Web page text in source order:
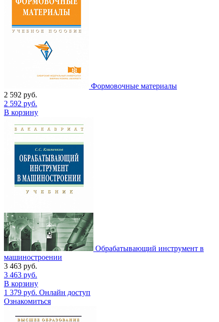
Формовочные материалы
2 592 руб.
2 592 руб.
В корзину
Обрабатывающий инструмент в
машиностроении
3 463 руб.
3 463 руб.
В корзину
1 379 руб. Онлайн доступ
Ознакомиться